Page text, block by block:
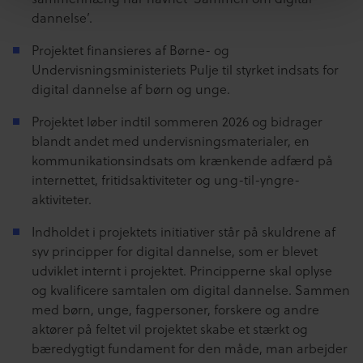
dannelse’.
Projektet finansieres af Børne- og
Undervisningsministeriets Pulje til styrket indsats for
digital dannelse af børn og unge.
Projektet løber indtil sommeren 2026 og bidrager
blandt andet med undervisningsmaterialer, en
kommunikationsindsats om krænkende adfærd på
internettet, fritidsaktiviteter og ung-til-yngre-
aktiviteter.
Indholdet i projektets initiativer står på skuldrene af
syv principper for digital dannelse, som er blevet
udviklet internt i projektet. Principperne skal oplyse
og kvalificere samtalen om digital dannelse. Sammen
med børn, unge, fagpersoner, forskere og andre
aktører på feltet vil projektet skabe et stærkt og
bæredygtigt fundament for den måde, man arbejder